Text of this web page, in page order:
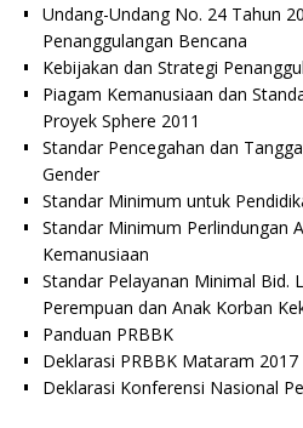
Undang-Undang No. 24 Tahun
Penanggulangan Bencana
Kebijakan dan Strategi
Piagam Kemanusiaan dan
Proyek Sphere 2011
Standar Pencegahan dan
Gender
Standar Minimum untuk
Standar Minimum Perlindungan
Kemanusiaan
Standar Pelayanan Minimal Bid.
Perempuan dan Anak Korban
Panduan PRBBK
Deklarasi PRBBK Mataram 2017
Deklarasi Konferensi Nasional